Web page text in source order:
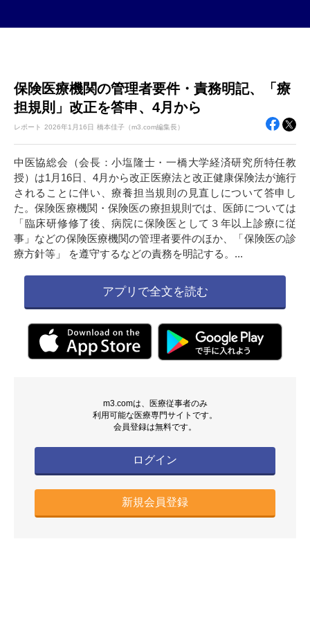
保険医療機関の管理者要件・責務明記、「療
担規則」改正を答申、4月から
レポート 2026年1月16日 橋本佳子（m3.com編集長）
中医協総会（会長：小塩隆士・一橋大学経済研究所特任教
授）は1月16日、4月から改正医療法と改正健康保険法が施行
されることに伴い、療養担当規則の見直しについて答申し
た。保険医療機関・保険医の療担規則では、医師については
「臨床研修修了後、病院に保険医として３年以上診療に従
事」などの保険医療機関の管理者要件のほか、「保険医の診
療方針等」 を遵守するなどの責務を明記する。...
アプリで全文を読む
m3.comは、医療従事者のみ
利用可能な医療専門サイトです。
会員登録は無料です。
ログイン
新規会員登録